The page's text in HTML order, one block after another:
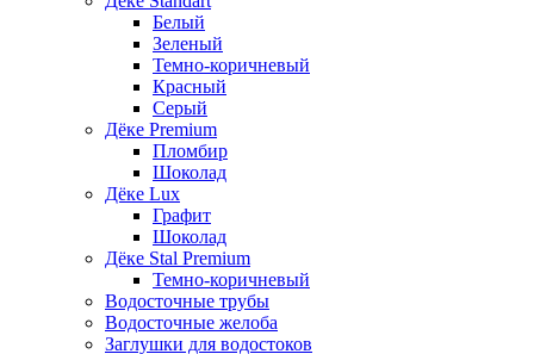
Белый
Зеленый
Темно-коричневый
Красный
Серый
Дёке Premium
Пломбир
Шоколад
Дёке Lux
Графит
Шоколад
Дёке Stal Premium
Темно-коричневый
Водосточные трубы
Водосточные желоба
Заглушки для водостоков